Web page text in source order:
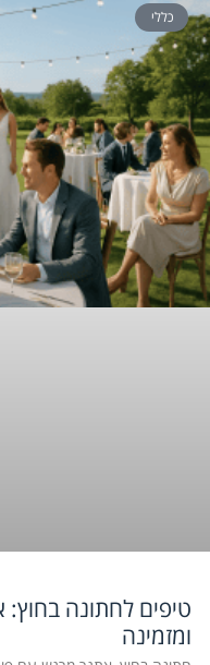
כללי
טיפים לחתונה בחוץ:
ומזמינה